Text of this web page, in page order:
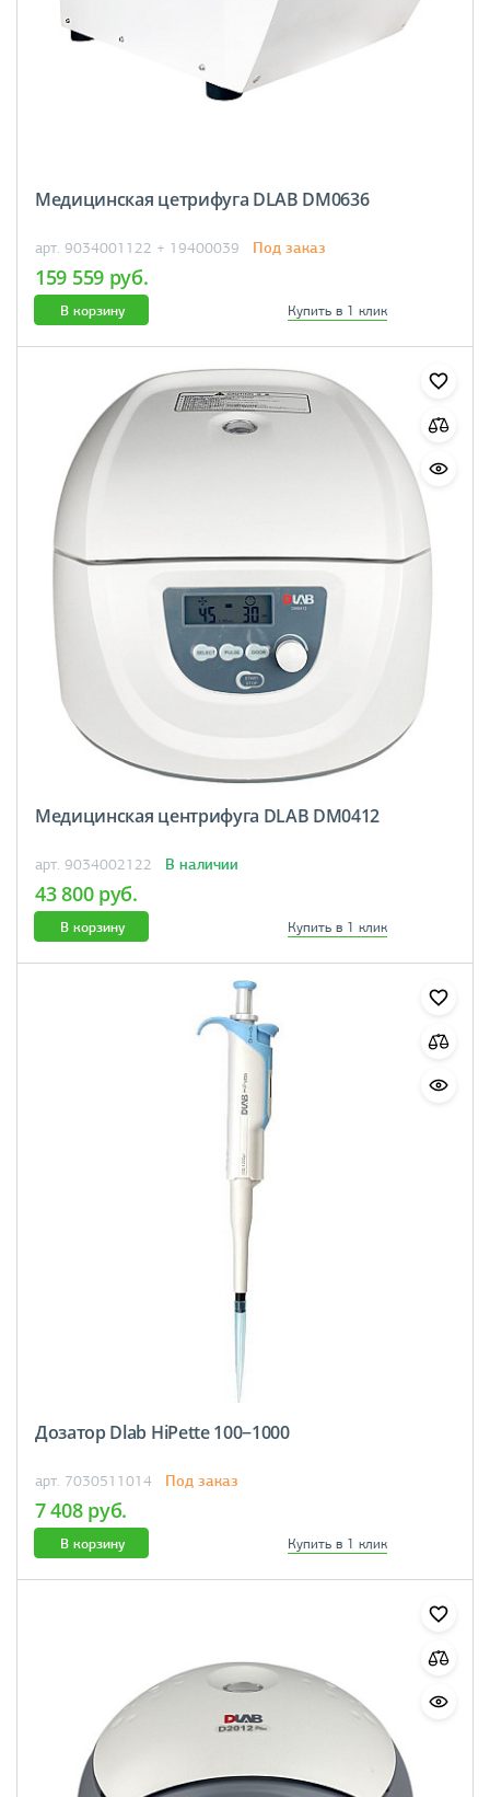
Медицинская цетрифуга DLAB DM0636
арт. 9034001122 + 19400039 Под заказ
159 559 руб.
В корзину Купить в 1 клик
Медицинская центрифуга DLAB DM0412
арт. 9034002122 В наличии
43 800 руб.
В корзину Купить в 1 клик
Дозатор Dlab HiPette 100−1000
арт. 7030511014 Под заказ
7 408 руб.
В корзину Купить в 1 клик